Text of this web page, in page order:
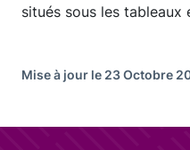
situés sous les tableaux
Mise à jour le 23 Octobre